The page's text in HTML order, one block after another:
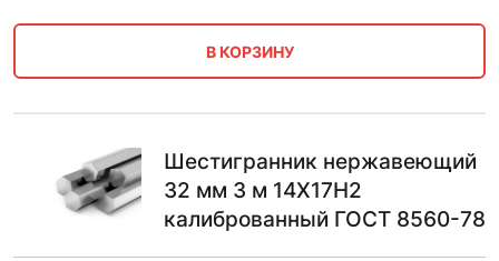
В КОРЗИНУ
Шестигранник нержавеющий
32 мм 3 м 14Х17Н2
калиброванный ГОСТ 8560-78